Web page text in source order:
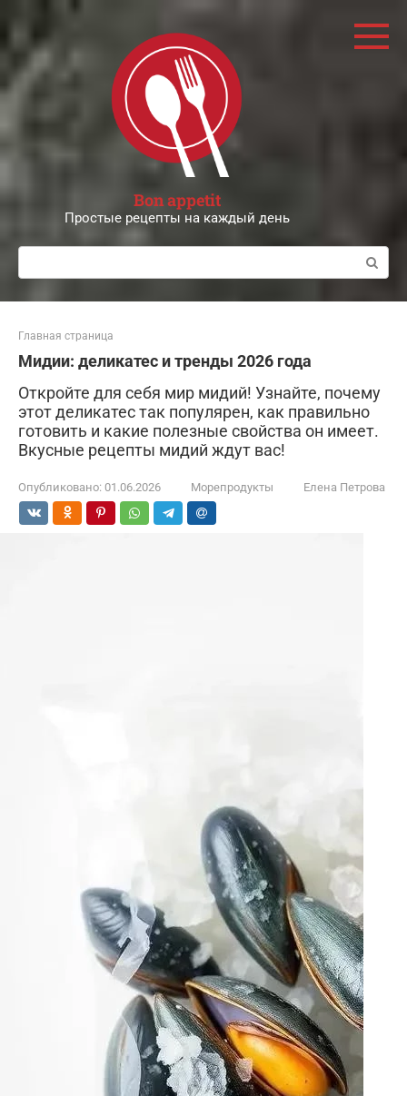
контенту
Bon appetit
Простые рецепты на каждый день
Поиск:
Главная страница
Мидии: деликатес и тренды 2026 года
Откройте для себя мир мидий! Узнайте, почему
этот деликатес так популярен, как правильно
готовить и какие полезные свойства он имеет.
Вкусные рецепты мидий ждут вас!
Опубликовано: 01.06.2026 Морепродукты Елена Петрова